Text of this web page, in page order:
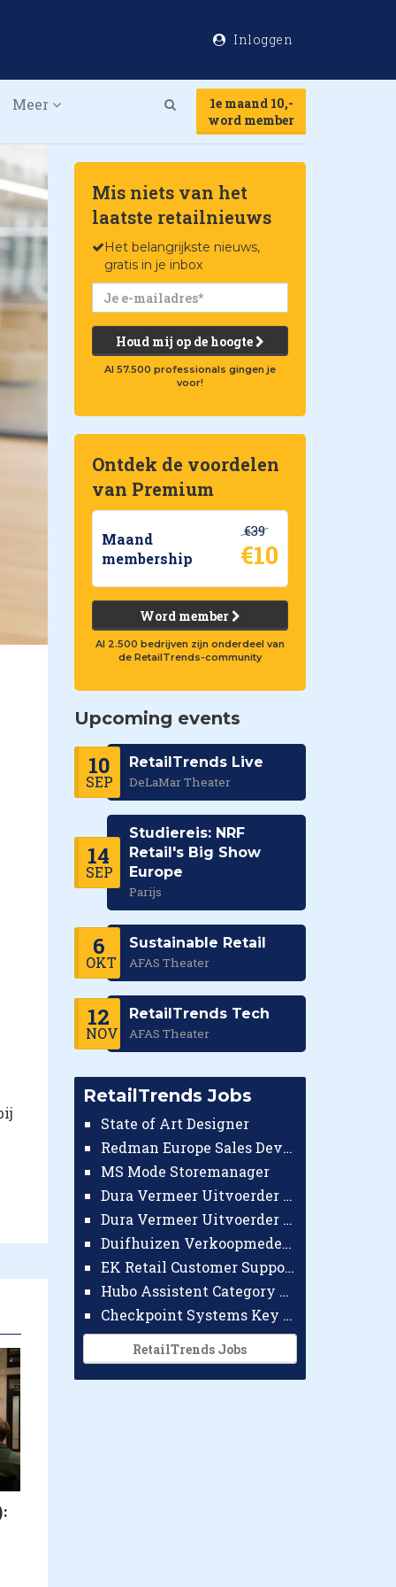
Inloggen
Meer
1e maand 10,-
word member
Mis niets van het
laatste retailnieuws
Het belangrijkste nieuws,
gratis in je inbox
Houd mij op de hoogte
Al 57.500 professionals gingen je
voor!
Ontdek de voordelen
van Premium
Maand
membership
€39
€10
Word member
Al 2.500 bedrijven zijn onderdeel van
de RetailTrends-community
Upcoming events
10
SEP
RetailTrends Live
DeLaMar Theater
14
SEP
Studiereis: NRF
Retail's Big Show
Europe
Parijs
6
OKT
Sustainable Retail
AFAS Theater
12
NOV
RetailTrends Tech
AFAS Theater
RetailTrends Jobs
State of Art Designer
Redman Europe Sales Developer (Europe)
MS Mode Storemanager
Dura Vermeer Uitvoerder GWW Amsterdam
Dura Vermeer Uitvoerder Civiel Nijmegen
Duifhuizen Verkoopmedewerker Ridderkerk
EK Retail Customer Support Omnichannel
Hubo Assistent Category Manager
Checkpoint Systems Key Accountmanager Benelux
RetailTrends Jobs